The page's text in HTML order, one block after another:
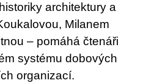
architektury a
Milanem
– pomáhá čtenáři
systému dobových
organizací.